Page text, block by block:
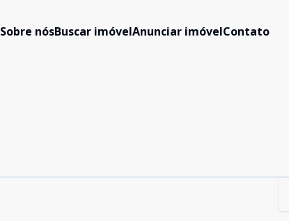
Sobre nósBuscar imóvelAnunciar imóvelContato